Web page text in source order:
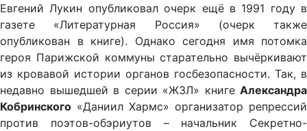
Евгений Лукин опубликовал очерк ещё в 1991 году в
газете «Литературная Россия» (очерк также
опубликован в книге). Однако сегодня имя потомка
героя Парижской коммуны старательно вычёркивают
из кровавой истории органов госбезопасности. Так, в
недавно вышедшей в серии «ЖЗЛ» книге Александра
Кобринского «Даниил Хармс» организатор репрессий
против поэтов-обэриутов – начальник Секретно-